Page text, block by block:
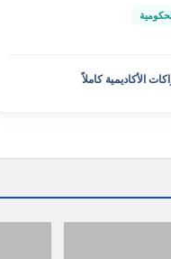
الأكاديمية كاملاً